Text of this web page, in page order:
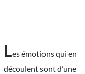
Les émotions qui en
découlent sont d’une